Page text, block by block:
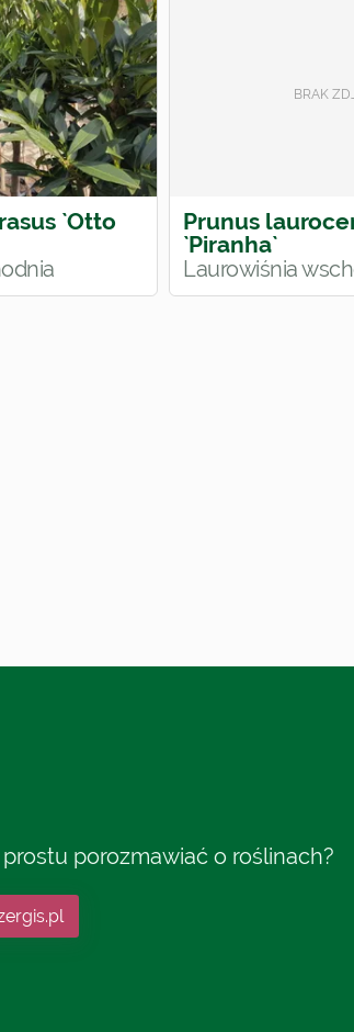
`Otto
Prunus
`Piranha`
Laurowiśnia
porozmawiać o roślinach?